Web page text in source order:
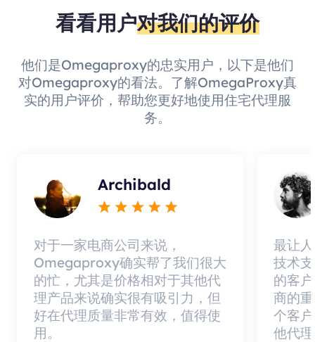
看看用户对我们的评价
他们是Omegaproxy的忠实用户，以下是他们
对Omegaproxy的看法。了解OmegaProxy真
实的用户评价，帮助您更好地使用住宅代理服
务。
Archibald
对于一家电商公司来说，
Omegaproxy确实帮了我们很大
的忙，尤其是价格相对于其他代
理产品来说确实很有吸引力，但
好在代理质量非常有效，值得使
用。
最让
技术
的客
商的
个客
他代